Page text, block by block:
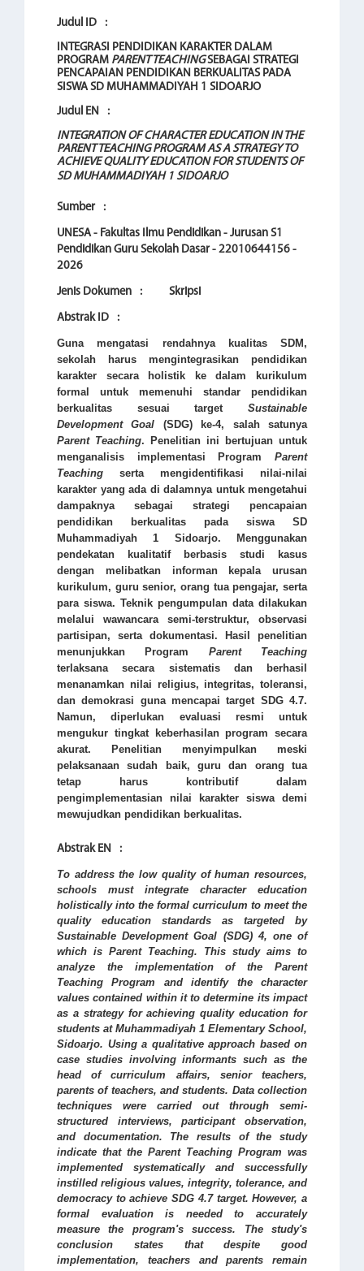
Judul ID
:
INTEGRASI PENDIDIKAN KARAKTER DALAM
PROGRAM PARENT TEACHINGSEBAGAI STRATEGI
PENCAPAIAN PENDIDIKAN BERKUALITAS PADA
SISWA SD MUHAMMADIYAH 1 SIDOARJO
Judul EN
:
INTEGRATION OF CHARACTER EDUCATION IN THE
PARENT TEACHING PROGRAM AS A STRATEGY TO
ACHIEVE QUALITY EDUCATION FOR STUDENTS OF
SD MUHAMMADIYAH 1 SIDOARJO
Sumber :
UNESA - Fakultas Ilmu Pendidikan - Jurusan S1
Pendidikan Guru Sekolah Dasar - 22010644156 -
2026
Jenis Dokumen : Skripsi
Abstrak ID :
Guna mengatasi rendahnya kualitas SDM,
sekolah harus mengintegrasikan pendidikan
karakter secara holistik ke dalam kurikulum
formal untuk memenuhi standar pendidikan
berkualitas sesuai target Sustainable
Development Goal (SDG) ke-4, salah satunya
Parent Teaching. Penelitian ini bertujuan untuk
menganalisis implementasi Program Parent
Teaching serta mengidentifikasi nilai-nilai
karakter yang ada di dalamnya untuk mengetahui
dampaknya sebagai strategi pencapaian
pendidikan berkualitas pada siswa SD
Muhammadiyah 1 Sidoarjo. Menggunakan
pendekatan kualitatif berbasis studi kasus
dengan melibatkan informan kepala urusan
kurikulum, guru senior, orang tua pengajar, serta
para siswa. Teknik pengumpulan data dilakukan
melalui wawancara semi-terstruktur, observasi
partisipan, serta dokumentasi. Hasil penelitian
menunjukkan Program Parent Teaching
terlaksana secara sistematis dan berhasil
menanamkan nilai religius, integritas, toleransi,
dan demokrasi guna mencapai target SDG 4.7.
Namun, diperlukan evaluasi resmi untuk
mengukur tingkat keberhasilan program secara
akurat. Penelitian menyimpulkan meski
pelaksanaan sudah baik, guru dan orang tua
tetap harus kontributif dalam
pengimplementasian nilai karakter siswa demi
mewujudkan pendidikan berkualitas.
Abstrak EN :
To address the low quality of human resources,
schools must integrate character education
holistically into the formal curriculum to meet the
quality education standards as targeted by
Sustainable Development Goal (SDG) 4, one of
which is Parent Teaching. This study aims to
analyze the implementation of the Parent
Teaching Program and identify the character
valuescontained within it to determine its impact
as a strategy for achieving quality education for
students at Muhammadiyah 1 Elementary School,
Sidoarjo. Using a qualitative approach based on
case studies involving informants such as the
head of curriculum affairs, senior teachers,
parents of teachers, and students. Data collection
techniques were carried out through semi-
structured interviews, participant observation,
and documentation. The results of the study
indicate that the Parent Teaching Program was
implemented systematically and successfully
instilled religious values, integrity, tolerance, and
democracy to achieve SDG 4.7 target. However, a
formal evaluation is needed to accurately
measure the program's success. The study's
conclusion states that despite good
implementation, teachers and parents remain